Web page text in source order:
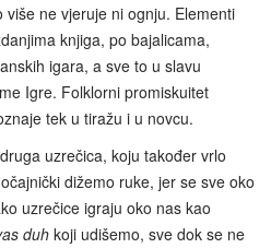
ne vjeruje ni ognju. Elementi
knjiga, po bajalicama,
igara, a sve to u slavu
Igre. Folklorni promiskuitet
tek u tiražu i u novcu.
uzrečica, koju također vrlo
dižemo ruke, jer se sve oko
uzrečice igraju oko nas kao
duhkoji udišemo, sve dok se ne